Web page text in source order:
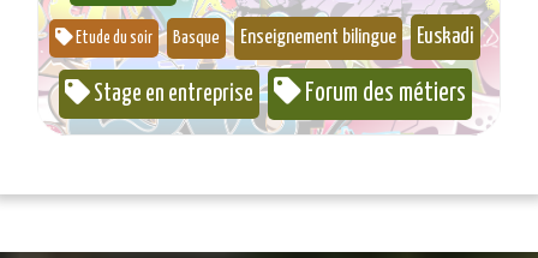
Etude du soir Basque Enseignement bilingue Euskadi
Stage en entreprise Forum des métiers